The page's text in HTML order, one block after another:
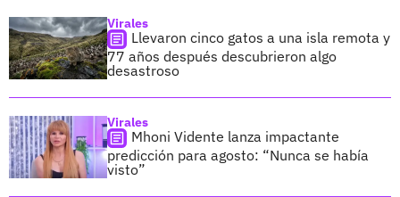
Virales
Llevaron cinco gatos a una isla remota y
77 años después descubrieron algo
desastroso
Virales
Mhoni Vidente lanza impactante
predicción para agosto: “Nunca se había
visto”